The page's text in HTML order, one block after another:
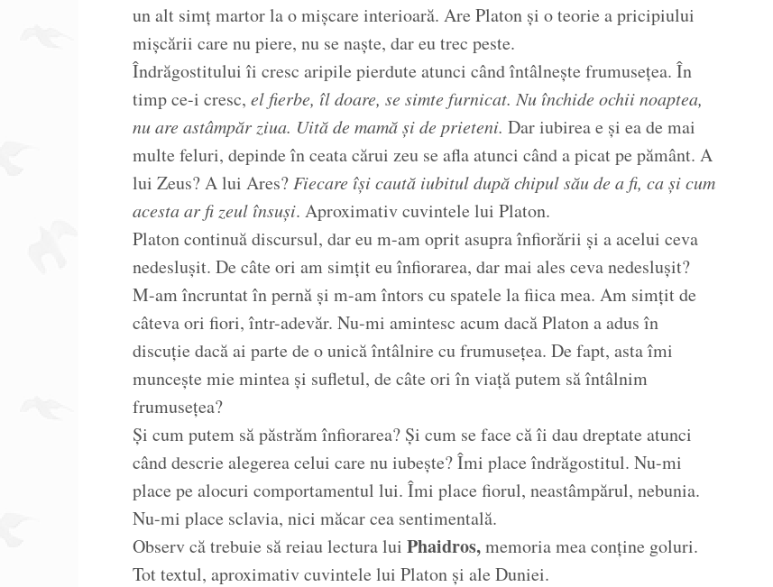
un alt simț martor la o mișcare interioară. Are Platon și o teorie a pricipiului
mișcării care nu piere, nu se naște, dar eu trec peste.
Îndrăgostitului îi cresc aripile pierdute atunci când întâlnește frumusețea. În
timp ce-i cresc, el fierbe, îl doare, se simte furnicat. Nu închide ochii noaptea,
nu are astâmpăr ziua. Uită de mamă și de prieteni. Dar iubirea e și ea de mai
multe feluri, depinde în ceata cărui zeu se afla atunci când a picat pe pământ. A
lui Zeus? A lui Ares? Fiecare își caută iubitul după chipul său de a fi, ca și cum
acesta ar fi zeul însuși. Aproximativ cuvintele lui Platon.
Platon continuă discursul, dar eu m-am oprit asupra înfiorării și a acelui ceva
nedeslușit. De câte ori am simțit eu înfiorarea, dar mai ales ceva nedeslușit?
M-am încruntat în pernă și m-am întors cu spatele la fiica mea. Am simțit de
câteva ori fiori, într-adevăr. Nu-mi amintesc acum dacă Platon a adus în
discuție dacă ai parte de o unică întâlnire cu frumusețea. De fapt, asta îmi
muncește mie mintea și sufletul, de câte ori în viață putem să întâlnim
frumusețea?
Și cum putem să păstrăm înfiorarea? Și cum se face că îi dau dreptate atunci
când descrie alegerea celui care nu iubește? Îmi place îndrăgostitul. Nu-mi
place pe alocuri comportamentul lui. Îmi place fiorul, neastâmpărul, nebunia.
Nu-mi place sclavia, nici măcar cea sentimentală.
Observ că trebuie să reiau lectura lui Phaidros,memoria mea conține goluri.
Tot textul, aproximativ cuvintele lui Platon și ale Duniei.